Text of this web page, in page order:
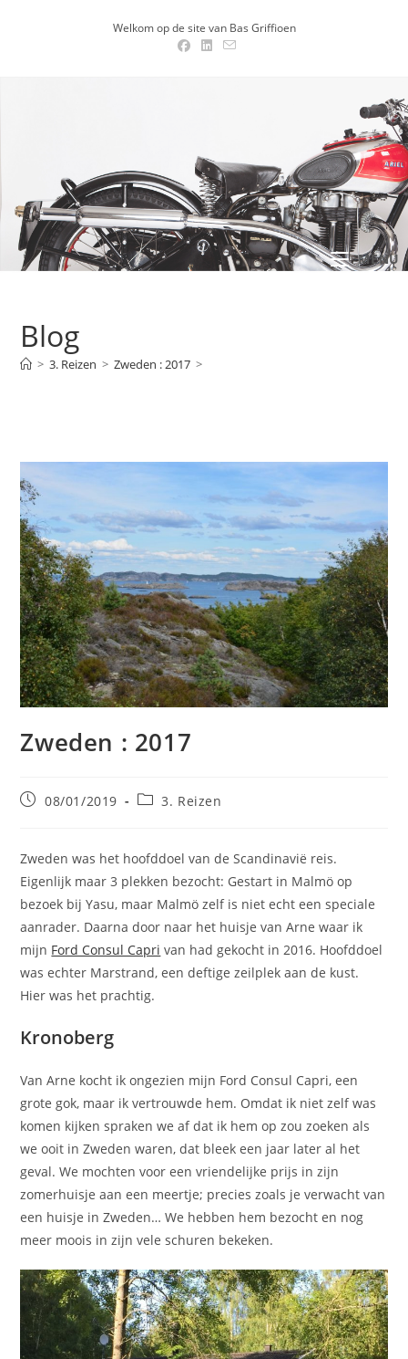
Welkom op de site van Bas Griffioen
MENU .
Blog
> 3. Reizen > Zweden : 2017 >
Zweden : 2017
Bericht08/01/2019 Berichtcategorie:
3. Reizen
Zweden was het hoofddoel van de Scandinavië reis.
Eigenlijk maar 3 plekken bezocht: Gestart in Malmö op
bezoek bij Yasu, maar Malmö zelf is niet echt een speciale
aanrader. Daarna door naar het huisje van Arne waar ik
mijn Ford Consul Capri van had gekocht in 2016. Hoofddoel
was echter Marstrand, een deftige zeilplek aan de kust.
Hier was het prachtig.
Kronoberg
Van Arne kocht ik ongezien mijn Ford Consul Capri, een
grote gok, maar ik vertrouwde hem. Omdat ik niet zelf was
komen kijken spraken we af dat ik hem op zou zoeken als
we ooit in Zweden waren, dat bleek een jaar later al het
geval. We mochten voor een vriendelijke prijs in zijn
zomerhuisje aan een meertje; precies zoals je verwacht van
een huisje in Zweden… We hebben hem bezocht en nog
meer moois in zijn vele schuren bekeken.